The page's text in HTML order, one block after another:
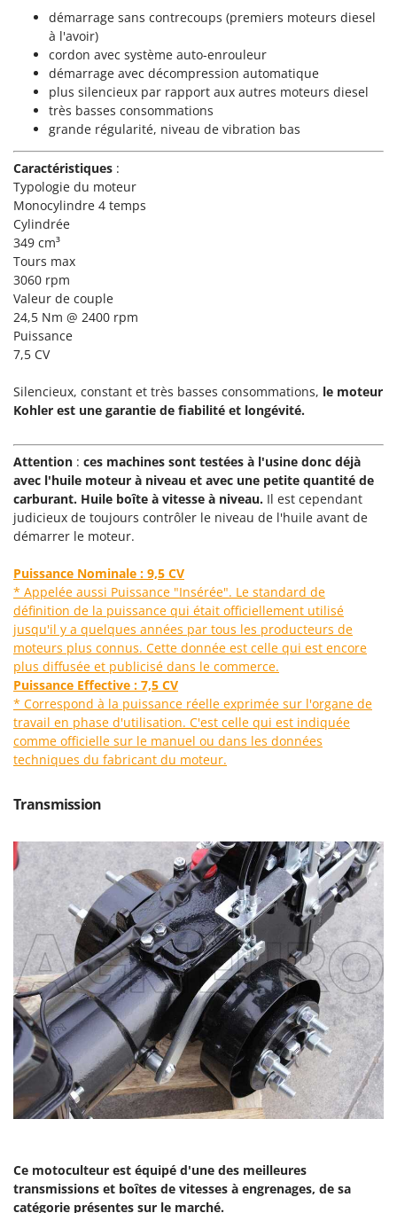
Makita
MAMMAMIA
Marcato
Marina Systems
Master
Mastercook
Masterpro
McCulloch
MCH
Michelin
Mille
Minox
Mockmill
More than chef
MOSA
MOVA
Mowox
MTD
N
New O.M.R.A.
Nilfisk
Ninja
Novatec
Novital
NuAir
NuovaFac
O
Officine Savioli
Oliviero
OMA
Omas
Ompagrill
Ooni
Oriental Koshin
Outdoorchef
P
Palazzetti
Palumbo Pavi
Partisani
Paterlini
Philips
R
R.G.V.
démarrage sans contrecoups (premiers moteurs diesel
à l'avoir)
cordon avec système auto-enrouleur
démarrage avec décompression automatique
plus silencieux par rapport aux autres moteurs diesel
très basses consommations
grande régularité, niveau de vibration bas
Caractéristiques :
Typologie du moteur
Monocylindre 4 temps
Cylindrée
349 cm³
Tours max
3060 rpm
Valeur de couple
24,5 Nm @ 2400 rpm
Puissance
7,5 CV
Silencieux, constant et très basses consommations, le moteur
Kohler est une garantie de fiabilité et longévité.
Attention : ces machines sont testées à l'usine donc déjà
avec l'huile moteur à niveau et avec une petite quantité de
carburant. Huile boîte à vitesse à niveau. Il est cependant
judicieux de toujours contrôler le niveau de l'huile avant de
démarrer le moteur.
Puissance Nominale : 9,5 CV
* Appelée aussi Puissance "Insérée". Le standard de
définition de la puissance qui était officiellement utilisé
jusqu'il y a quelques années par tous les producteurs de
moteurs plus connus. Cette donnée est celle qui est encore
plus diffusée et publicisé dans le commerce.
Puissance Effective : 7,5 CV
* Correspond à la puissance réelle exprimée sur l'organe de
travail en phase d'utilisation. C'est celle qui est indiquée
comme officielle sur le manuel ou dans les données
techniques du fabricant du moteur.
Transmission
Ce motoculteur est équipé d'une des meilleures
transmissions et boîtes de vitesses à engrenages, de sa
catégorie présentes sur le marché.